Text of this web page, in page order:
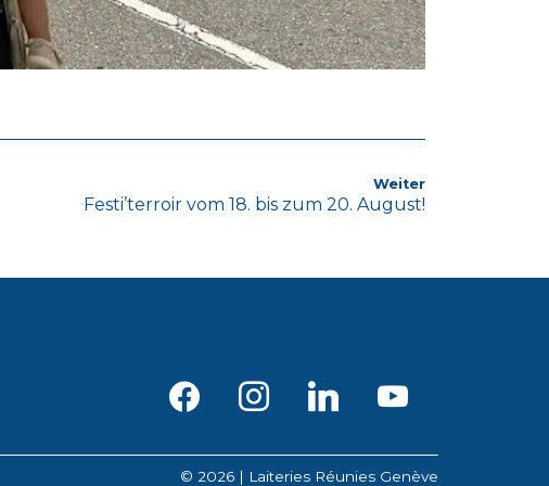
Nächster
Weiter
Festi’terroir vom 18. bis zum 20. August!
facebook instagram linkedin
© 2026 | Laiteries Réunies Genève